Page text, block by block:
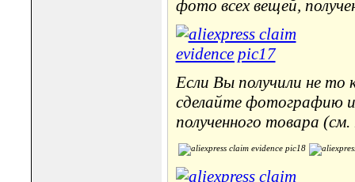
фото всех вещей,
Если Вы получили не то
сделайте фотографию
полученного товара